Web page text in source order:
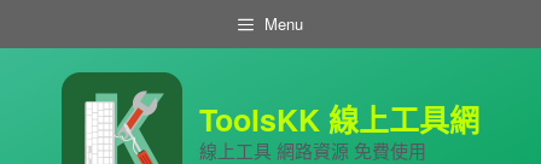
Menu
ToolsKK 線上工具網
線上工具 網路資源 免費使用